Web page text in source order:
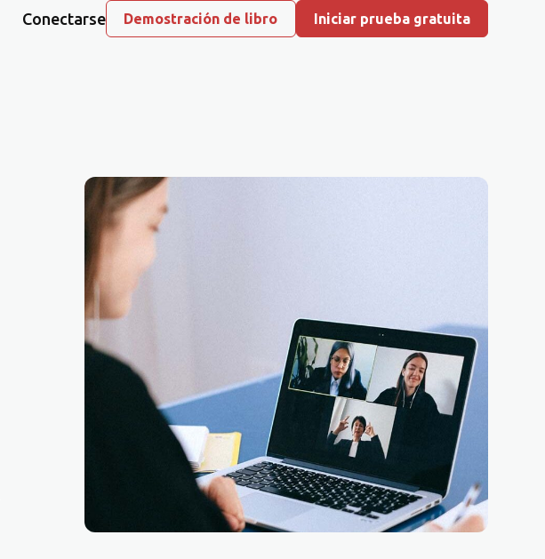
Conectarse Demostración de libro Iniciar prueba gratuita